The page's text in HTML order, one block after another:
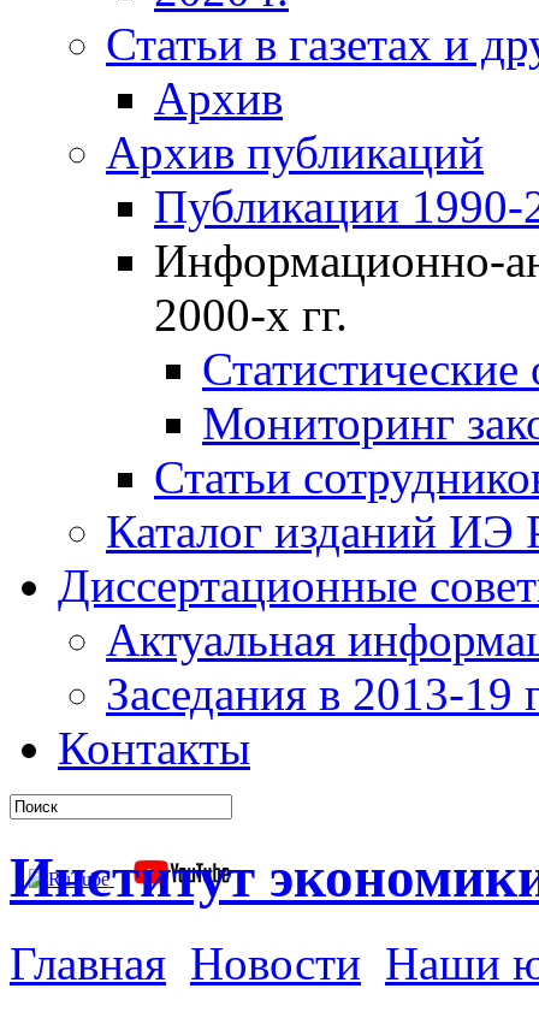
Статьи в газетах и
Архив
Архив публикаций
Публикации 1990-
Информационно-
2000-х гг.
Мониторинг
Статьи
Каталог изданий ИЭ
Диссертационные
Актуальная
Заседания в 2013-19
Контакты
Институт
Главная Новости Наши